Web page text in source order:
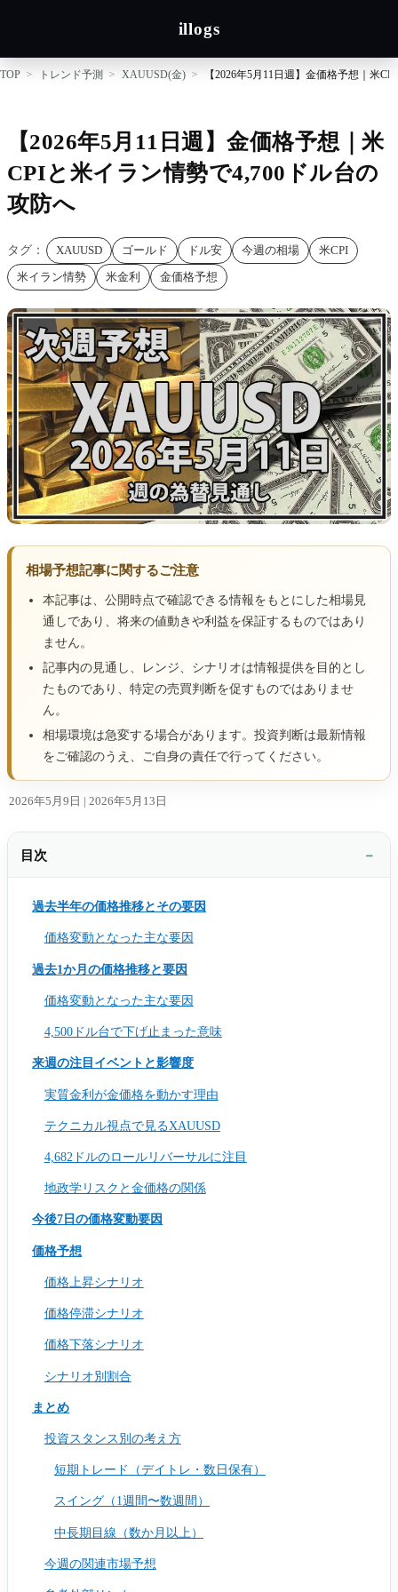
illogs
TOP トレンド予測 XAUUSD(金) 【2026年5月11日週】金価格予想｜米
【2026年5月11日週】金価格予想｜米
CPIと米イラン情勢で4,700ドル台の
攻防へ
タグ： XAUUSD ゴールド ドル安 今週の相場
米CPI
米イラン情勢
米金利 金価格予想
相場予想記事に関するご注意
本記事は、公開時点で確認できる情報をもとにした相場見
通しであり、将来の値動きや利益を保証するものではあり
ません。
記事内の見通し、レンジ、シナリオは情報提供を目的とし
たものであり、特定の売買判断を促すものではありませ
ん。
相場環境は急変する場合があります。投資判断は最新情報
をご確認のうえ、ご自身の責任で行ってください。
2026年5月9日 | 2026年5月13日
目次
過去半年の価格推移とその要因
価格変動となった主な要因
過去1か月の価格推移と要因
価格変動となった主な要因
4,500ドル台で下げ止まった意味
来週の注目イベントと影響度
実質金利が金価格を動かす理由
テクニカル視点で見るXAUUSD
4,682ドルのロールリバーサルに注目
地政学リスクと金価格の関係
今後7日の価格変動要因
価格予想
価格上昇シナリオ
価格停滞シナリオ
価格下落シナリオ
シナリオ別割合
まとめ
投資スタンス別の考え方
短期トレード（デイトレ・数日保有）
スイング（1週間〜数週間）
中長期目線（数か月以上）
今週の関連市場予想